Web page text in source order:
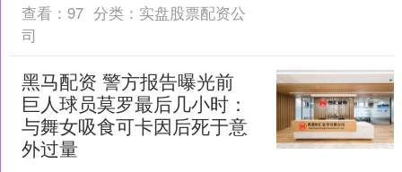
查看： 97 分类： 实盘股票配资公
司
黑马配资 警方报告曝光前
巨人球员莫罗最后几小时：
与舞女吸食可卡因后死于意
外过量